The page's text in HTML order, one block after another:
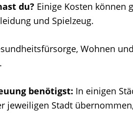
du? Einige Kosten können
und Spielzeug.
Wohnen
benötigst: In einigen
jeweiligen Stadt